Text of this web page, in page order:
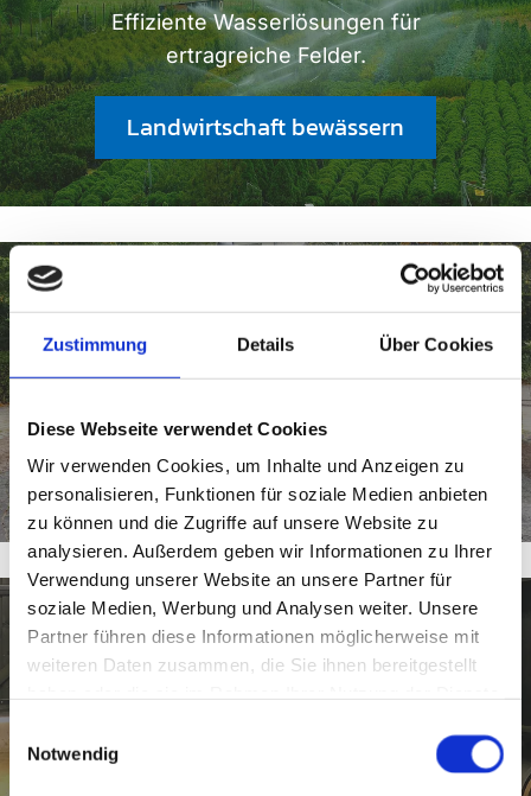
Zustimmung Details Über Cookies
Diese Webseite verwendet Cookies
Wir verwenden Cookies, um Inhalte und Anzeigen zu
personalisieren, Funktionen für soziale Medien anbieten
zu können und die Zugriffe auf unsere Website zu
analysieren. Außerdem geben wir Informationen zu Ihrer
Verwendung unserer Website an unsere Partner für
soziale Medien, Werbung und Analysen weiter. Unsere
Partner führen diese Informationen möglicherweise mit
weiteren Daten zusammen, die Sie ihnen bereitgestellt
Einwilligungsauswahl
Notwendig
Effiziente Wasserlösungen für
ertragreiche Felder.
Landwirtschaft bewässern
SPRINGBRUNNEN
Für eindrucksvolle Wasserspiele mit
Springbrunnen planen
PUMPENTECHNIK
Zuverlässige Pumpen für jede Anwendung